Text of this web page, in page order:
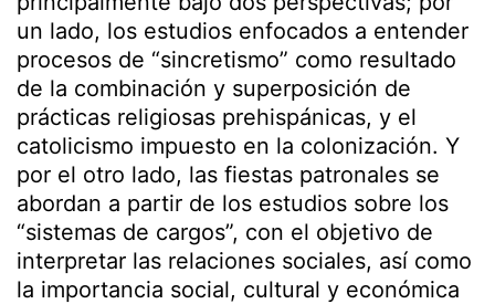
un lado, los estudios enfocados a entender
procesos de “sincretismo” como resultado
de la combinación y superposición de
prácticas religiosas prehispánicas, y el
catolicismo impuesto en la colonización. Y
por el otro lado, las fiestas patronales se
abordan a partir de los estudios sobre los
“sistemas de cargos”, con el objetivo de
interpretar las relaciones sociales, así como
la importancia social, cultural y económica